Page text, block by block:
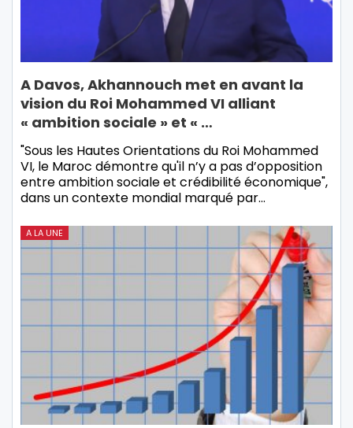
A Davos, Akhannouch met en avant la
vision du Roi Mohammed VI alliant
« ambition sociale » et « …
"Sous les Hautes Orientations du Roi Mohammed
VI, le Maroc démontre qu'il n’y a pas d’opposition
entre ambition sociale et crédibilité économique",
dans un contexte mondial marqué par…
A LA UNE